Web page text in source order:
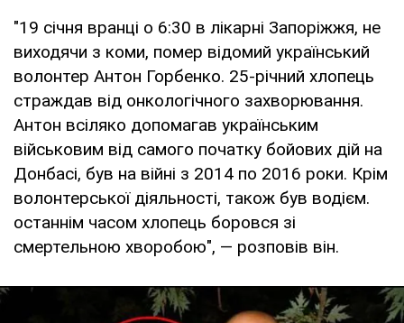
"19 січня вранці о 6:30 в лікарні Запоріжжя, не
виходячи з коми, помер відомий український
волонтер Антон Горбенко. 25-річний хлопець
страждав від онкологічного захворювання.
Антон всіляко допомагав українським
військовим від самого початку бойових дій на
Донбасі, був на війні з 2014 по 2016 роки. Крім
волонтерської діяльності, також був водієм.
останнім часом хлопець боровся зі
смертельною хворобою", — розповів він.